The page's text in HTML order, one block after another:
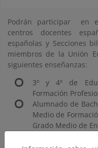
Podrán participar en
centros docentes
españolas y Secciones
miembros de la Unión
siguientes enseñanzas:
3º y 4º de
Formación
Alumnado de
Medio de
Grado Medio de